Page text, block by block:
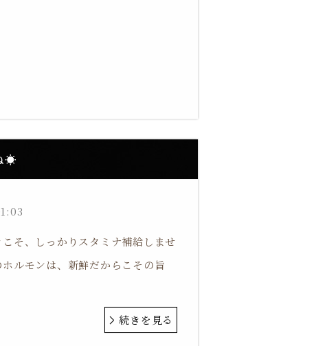
☀️
そ、しっかりスタミナ補給しませ
ルモンは、新鮮だからこその旨
続きを見る